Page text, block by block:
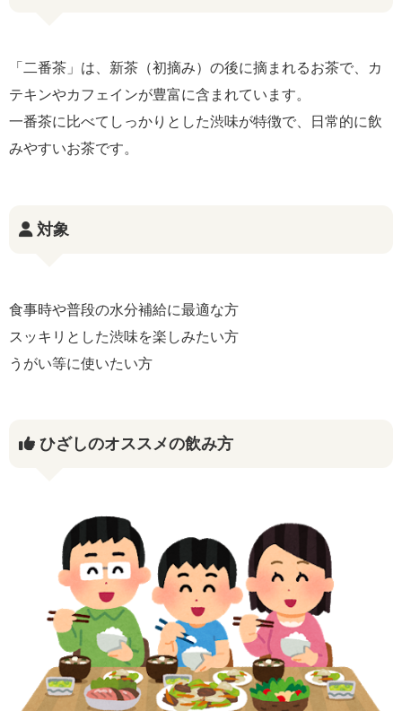
「二番茶」は、新茶（初摘み）の後に摘まれるお茶で、カ
テキンやカフェインが豊富に含まれています。
一番茶に比べてしっかりとした渋味が特徴で、日常的に飲
みやすいお茶です。
対象
食事時や普段の水分補給に最適な方
スッキリとした渋味を楽しみたい方
うがい等に使いたい方
ひざしのオススメの飲み方